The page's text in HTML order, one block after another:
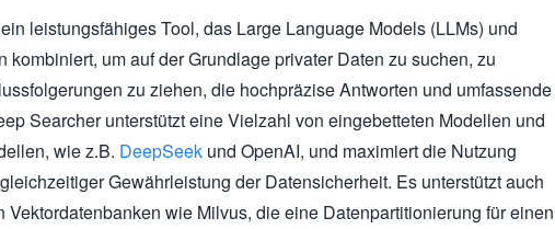
leistungsfähiges Tool, das Large Language Models (LLMs) und
kombiniert, um auf der Grundlage privater Daten zu suchen, zu
zu ziehen, die hochpräzise Antworten und umfassende
Searcher unterstützt eine Vielzahl von eingebetteten Modellen und
wie z.B. DeepSeek und OpenAI, und maximiert die Nutzung
Gewährleistung der Datensicherheit. Es unterstützt auch
Vektordatenbanken wie Milvus, die eine Datenpartitionierung für einen